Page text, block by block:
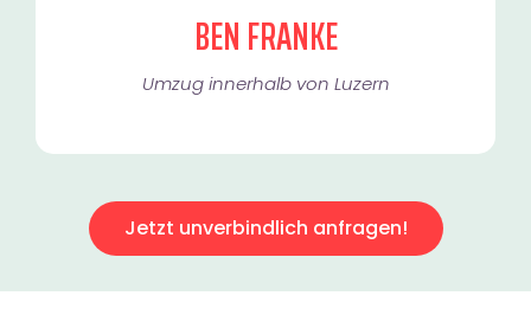
BEN FRANKE
Umzug innerhalb von Luzern​
Jetzt unverbindlich anfragen!